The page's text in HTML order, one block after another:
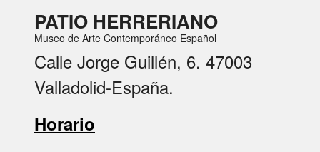
PATIO HERRERIANO
Museo de Arte Contemporáneo Español
Calle Jorge Guillén, 6. 47003
Valladolid-España.
Horario